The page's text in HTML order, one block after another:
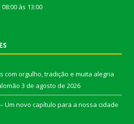
às 13:00
com orgulho, tradição e muita alegria
3 de agosto de 2026
Um novo capítulo para a nossa cidade